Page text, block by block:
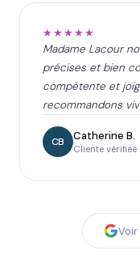
★★★★★
Madame Lacour
précises et bien
compétente et
recommandons
CB Catherine B.
Cliente vérifiée
Voir